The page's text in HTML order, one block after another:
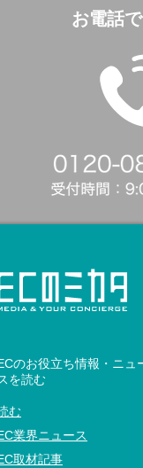
お電話
のお役立ち情報・ニュ
を読む
む
業界ニュース
取材記事